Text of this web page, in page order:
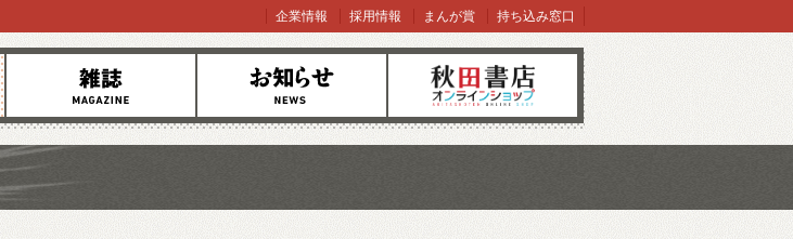
雑誌 お知らせ オンラインショップ
企業情報 採用情報 まんが賞 持ち込み窓口